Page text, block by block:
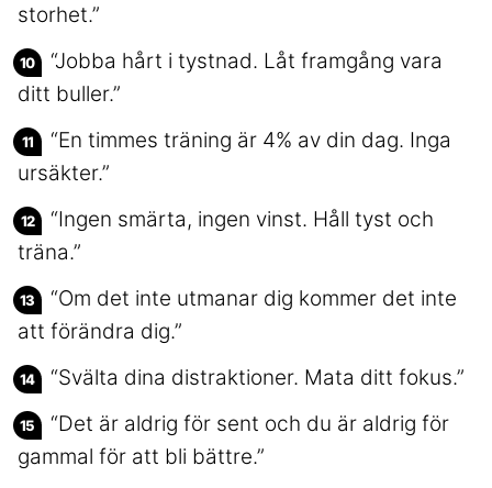
storhet.”
“Jobba hårt i tystnad. Låt framgång vara
ditt buller.”
“En timmes träning är 4% av din dag. Inga
ursäkter.”
“Ingen smärta, ingen vinst. Håll tyst och
träna.”
“Om det inte utmanar dig kommer det inte
att förändra dig.”
“Svälta dina distraktioner. Mata ditt fokus.”
“Det är aldrig för sent och du är aldrig för
gammal för att bli bättre.”